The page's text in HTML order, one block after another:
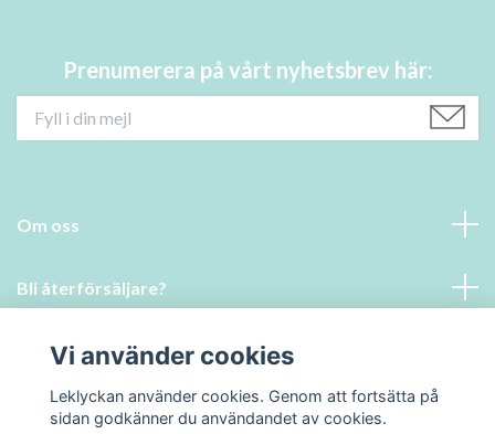
Prenumerera på vårt nyhetsbrev här:
Om oss
Bli återförsäljare?
Läs mer
Social Media
Vi använder cookies
Leklyckan använder cookies. Genom att fortsätta på
sidan godkänner du användandet av cookies.